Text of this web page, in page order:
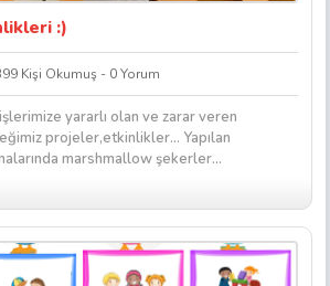
:)
Kişi Okumuş - 0 Yorum
yararlı olan ve zarar veren
projeler,etkinlikler… Yapılan
marshmallow şekerler...